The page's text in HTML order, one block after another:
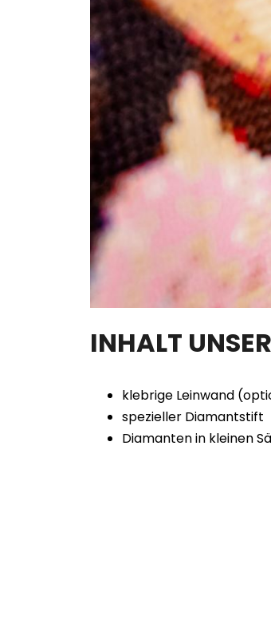
INHALT
klebrige Leinwand
spezieller Diamantstift
Diamanten in kleinen